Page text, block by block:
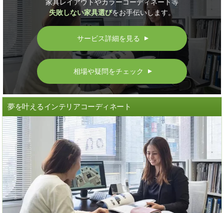
家具レイアウトやカラーコーディネート等
失敗しない家具選びをお手伝いします。
サービス詳細を見る ▲
相場や疑問をチェック ▲
夢を叶えるインテリアコーディネート